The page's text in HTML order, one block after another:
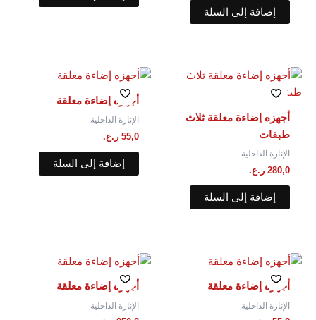
إضافة إلى السلة
أجهزه إضاءة معلقة ثلاث
طبقات
الإنارة الداخلية
280,0 ر.ع.
إضافة إلى السلة
أجهزه إضاءة معلقة
الإنارة الداخلية
55,0 ر.ع.
إضافة إلى السلة
أجهزه إضاءة معلقة
الإنارة الداخلية
أجهزه إضاءة معلقة
الإنارة الداخلية